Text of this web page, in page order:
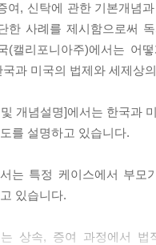
많이 접하는 사례
자녀를 유학 보낸 경우
- 한국에 부동산을 가지고
여, 신탁에 관한 기본개념
한 사례를 제시함으로써
(캘리포니아주)에서는 어
과 미국의 법제와 세제상
개념설명]에서는 한국과
를 설명하고 있습니다.
는 특정 케이스에서 부
있습니다.
는 상속, 증여 과정에서